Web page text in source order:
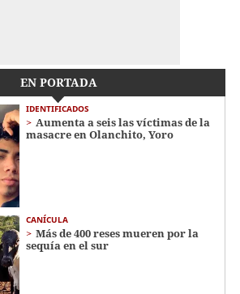
EN PORTADA
IDENTIFICADOS
Aumenta a seis las víctimas de la
masacre en Olanchito, Yoro
CANÍCULA
Más de 400 reses mueren por la
sequía en el sur